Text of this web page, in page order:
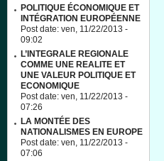
POLITIQUE ÉCONOMIQUE ET
INTÉGRATION EUROPÉENNE
Post date: ven, 11/22/2013 -
09:02
L’INTEGRALE REGIONALE
COMME UNE REALITE ET
UNE VALEUR POLITIQUE ET
ECONOMIQUE
Post date: ven, 11/22/2013 -
07:26
LA MONTÉE DES
NATIONALISMES EN EUROPE
Post date: ven, 11/22/2013 -
07:06